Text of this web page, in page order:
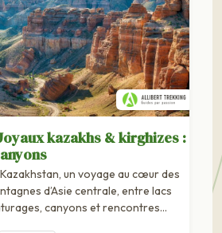
kazakhs & kirghizes :
un voyage au cœur des
d’Asie centrale, entre lacs
canyons et rencontres